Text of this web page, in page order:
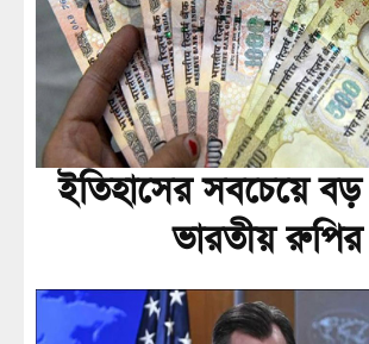
ইতিহাসের সবচেয়ে
ভারতীয় রুপির